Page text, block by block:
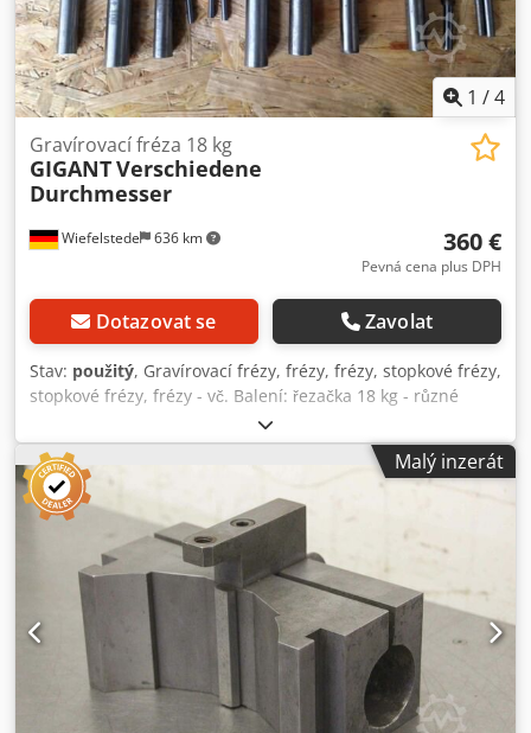
1 /4
Wiefelstede 636 km
Gravírovací fréza 18 kg
GIGANTVerschiedene
Durchmesser
360 €
Pevná cena plus DPH
Dotazovat se Zavolat
Stav: použitý, Gravírovací frézy, frézy, frézy, stopkové frézy,
stopkové frézy, frézy - vč. Balení: řezačka 18 kg - různé
průměry - Materiál: HSS, SS, tvrdokov, ostatní - prodává se
pouze kompletní - Hmotnost: 18 kg Dsdpfx Aleb Iqgpj Teck
Malý inzerát